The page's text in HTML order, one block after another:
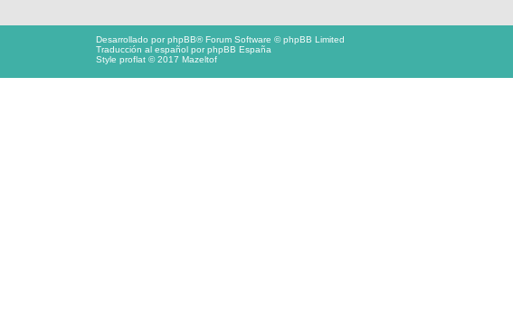
Desarrollado porphpBB® Forum Software © phpBB Limited
Traducción al español porphpBB España
Style proflat © 2017 Mazeltof